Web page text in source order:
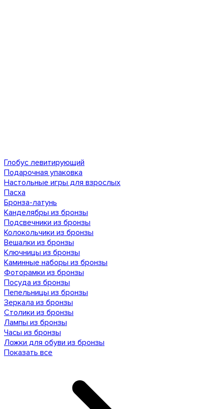
Глобус левитирующий
Подарочная упаковка
Настольные игры для взрослых
Пасха
Бронза-латунь
Канделябры из бронзы
Подсвечники из бронзы
Колокольчики из бронзы
Вешалки из бронзы
Ключницы из бронзы
Каминные наборы из бронзы
Фоторамки из бронзы
Посуда из бронзы
Пепельницы из бронзы
Зеркала из бронзы
Столики из бронзы
Лампы из бронзы
Часы из бронзы
Ложки для обуви из бронзы
Показать все